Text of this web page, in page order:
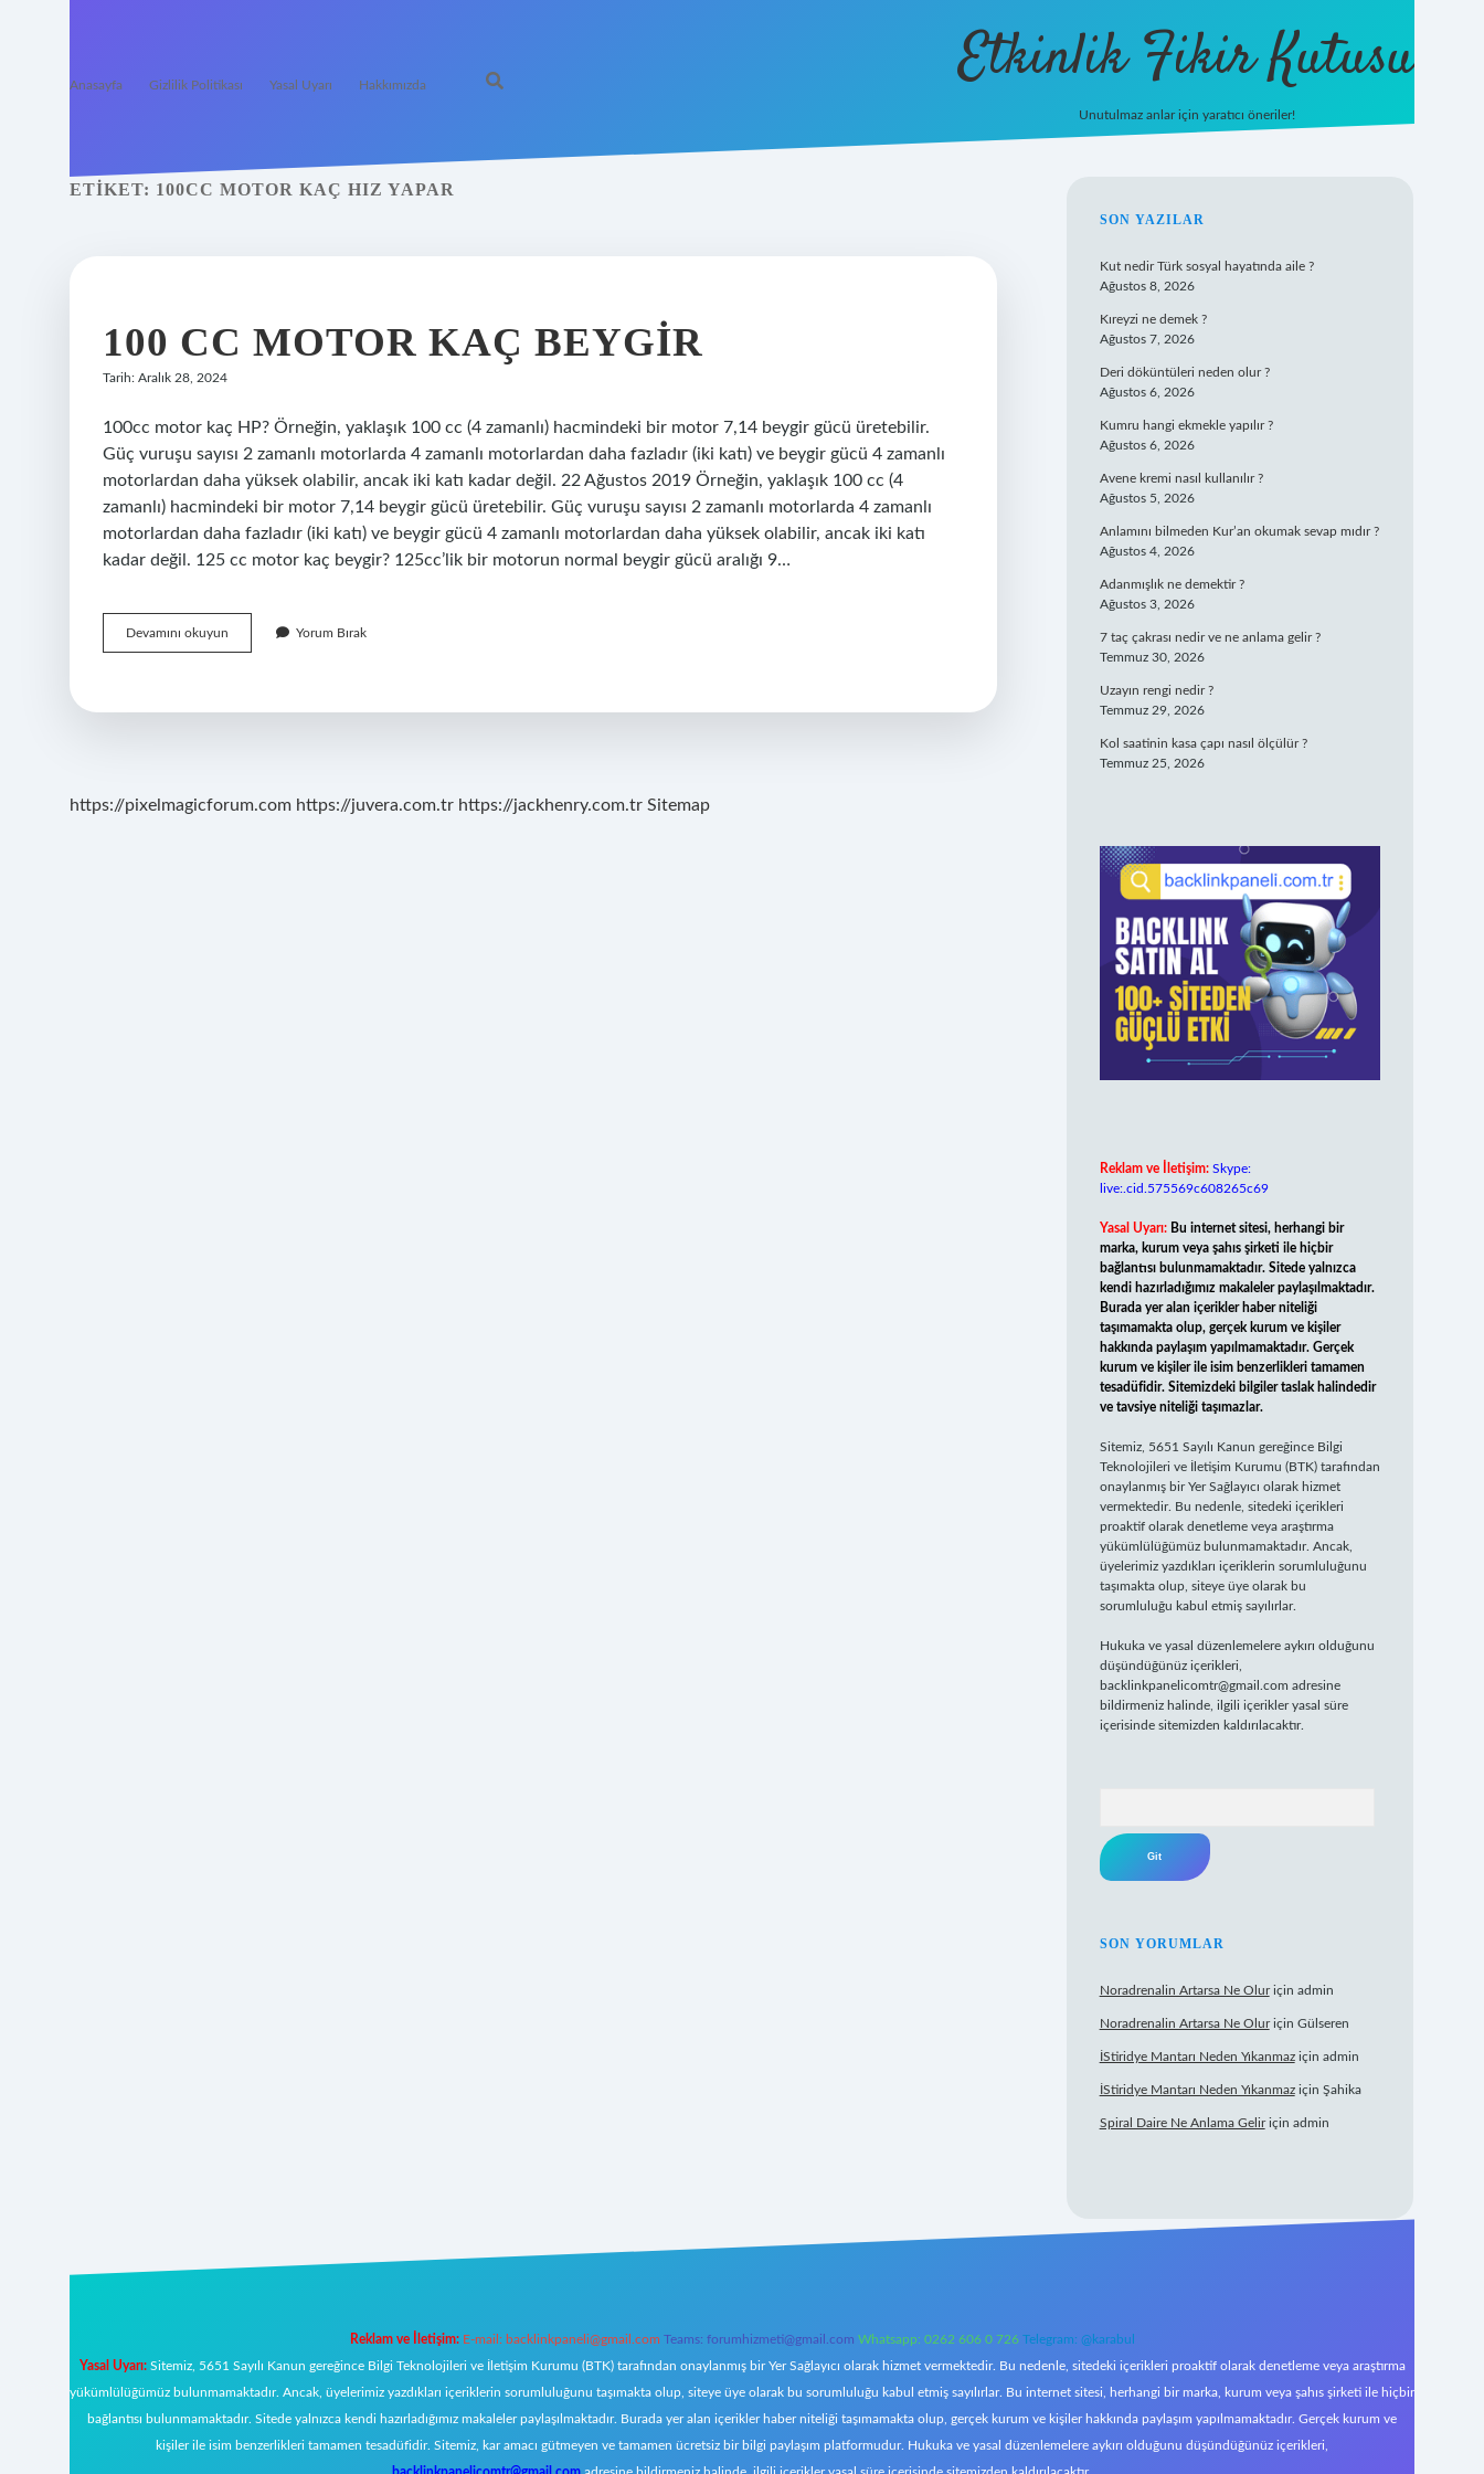
Anasayfa Gizlilik Politikası Yasal Uyarı Hakkımızda Etkinlik Fikir Kutusu
Unutulmaz anlar için yaratıcı öneriler!
ETIKET: 100CC MOTOR KAÇ HIZ YAPAR
100 CC MOTOR KAÇ BEYGIR
Tarih: Aralık 28, 2024
100cc motor kaç HP? Örneğin, yaklaşık 100 cc (4 zamanlı) hacmindeki bir motor 7,14 beygir gücü üretebilir.
Güç vuruşu sayısı 2 zamanlı motorlarda 4 zamanlı motorlardan daha fazladır (iki katı) ve beygir gücü 4 zamanlı
motorlardan daha yüksek olabilir, ancak iki katı kadar değil. 22 Ağustos 2019 Örneğin, yaklaşık 100 cc (4
zamanlı) hacmindeki bir motor 7,14 beygir gücü üretebilir. Güç vuruşu sayısı 2 zamanlı motorlarda 4 zamanlı
motorlardan daha fazladır (iki katı) ve beygir gücü 4 zamanlı motorlardan daha yüksek olabilir, ancak iki katı
kadar değil. 125 cc motor kaç beygir? 125cc’lik bir motorun normal beygir gücü aralığı 9…
Devamını okuyun
Cc
Beygir
Yorum Bırak
https://pixelmagicforum.com https://juvera.com.tr https://jackhenry.com.tr Sitemap
SIDEBAR
SON YAZILAR
Kut nedir Türk sosyal hayatında aile ?
Ağustos 8, 2026
Kıreyzi ne demek ?
Ağustos 7, 2026
Deri döküntüleri neden olur ?
Ağustos 6, 2026
Kumru hangi ekmekle yapılır ?
Ağustos 6, 2026
Avene kremi nasıl kullanılır ?
Ağustos 5, 2026
Anlamını bilmeden Kur’an okumak sevap mıdır ?
Ağustos 4, 2026
Adanmışlık ne demektir ?
Ağustos 3, 2026
7 taç çakrası nedir ve ne anlama gelir ?
Temmuz 30, 2026
Uzayın rengi nedir ?
Temmuz 29, 2026
Kol saatinin kasa çapı nasıl ölçülür ?
Temmuz 25, 2026
Reklam ve İletişim: Skype:
live:.cid.575569c608265c69
Yasal Uyarı: Bu internet sitesi, herhangi bir
marka, kurum veya şahıs şirketi ile hiçbir
bağlantısı bulunmamaktadır. Sitede yalnızca
kendi hazırladığımız makaleler paylaşılmaktadır.
Burada yer alan içerikler haber niteliği
taşımamakta olup, gerçek kurum ve kişiler
hakkında paylaşım yapılmamaktadır. Gerçek
kurum ve kişiler ile isim benzerlikleri tamamen
tesadüfidir. Sitemizdeki bilgiler taslak halindedir
ve tavsiye niteliği taşımazlar.
Sitemiz, 5651 Sayılı Kanun gereğince Bilgi
Teknolojileri ve İletişim Kurumu (BTK) tarafından
onaylanmış bir Yer Sağlayıcı olarak hizmet
vermektedir. Bu nedenle, sitedeki içerikleri
proaktif olarak denetleme veya araştırma
yükümlülüğümüz bulunmamaktadır. Ancak,
üyelerimiz yazdıkları içeriklerin sorumluluğunu
taşımakta olup, siteye üye olarak bu
sorumluluğu kabul etmiş sayılırlar.
Hukuka ve yasal düzenlemelere aykırı olduğunu
düşündüğünüz içerikleri,
backlinkpanelicomtr@gmail.com adresine
bildirmeniz halinde, ilgili içerikler yasal süre
içerisinde sitemizden kaldırılacaktır.
SON YORUMLAR
Noradrenalin Artarsa Ne Oluriçin admin
Noradrenalin Artarsa Ne Oluriçin Gülseren
İStiridye Mantarı Neden Yıkanmaziçin admin
İStiridye Mantarı Neden Yıkanmaziçin Şahika
Spiral Daire Ne Anlama Geliriçin admin
Reklam ve İletişim: E-mail: backlinkpaneli@gmail.com Teams: forumhizmeti@gmail.com Whatsapp: 0262 606 0 726 Telegram: @karabul
Yasal Uyarı:Sitemiz, 5651 Sayılı Kanun gereğince Bilgi Teknolojileri ve İletişim Kurumu (BTK) tarafından onaylanmış bir Yer Sağlayıcı olarak hizmet vermektedir. Bu nedenle, sitedeki içerikleri proaktif olarak denetleme veya araştırma
yükümlülüğümüz bulunmamaktadır. Ancak, üyelerimiz yazdıkları içeriklerin sorumluluğunu taşımakta olup, siteye üye olarak bu sorumluluğu kabul etmiş sayılırlar. Bu internet sitesi, herhangi bir marka, kurum veya şahıs şirketi ile hiçbir
bağlantısı bulunmamaktadır. Sitede yalnızca kendi hazırladığımız makaleler paylaşılmaktadır. Burada yer alan içerikler haber niteliği taşımamakta olup, gerçek kurum ve kişiler hakkında paylaşım yapılmamaktadır. Gerçek kurum ve
kişiler ile isim benzerlikleri tamamen tesadüfidir. Sitemiz, kar amacı gütmeyen ve tamamen ücretsiz bir bilgi paylaşım platformudur. Hukuka ve yasal düzenlemelere aykırı olduğunu düşündüğünüz içerikleri,